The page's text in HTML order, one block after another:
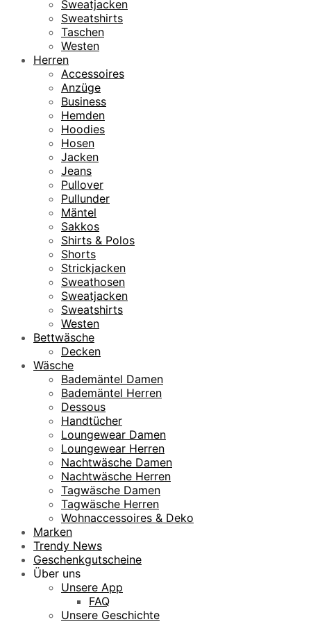
Sweatjacken
Sweatshirts
Taschen
Westen
Herren
Accessoires
Anzüge
Business
Hemden
Hoodies
Hosen
Jacken
Jeans
Pullover
Pullunder
Mäntel
Sakkos
Shirts & Polos
Shorts
Strickjacken
Sweathosen
Sweatjacken
Sweatshirts
Westen
Bettwäsche
Decken
Wäsche
Bademäntel Damen
Bademäntel Herren
Dessous
Handtücher
Loungewear Damen
Loungewear Herren
Nachtwäsche Damen
Nachtwäsche Herren
Tagwäsche Damen
Tagwäsche Herren
Wohnaccessoires & Deko
Marken
Trendy News
Geschenkgutscheine
Über uns
Unsere App
FAQ
Unsere Geschichte